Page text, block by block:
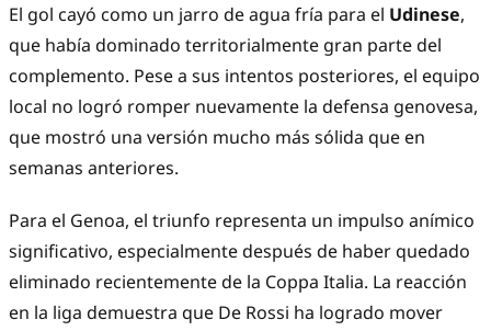
El gol cayó como un jarro de agua fría para el Udinese,
que había dominado territorialmente gran parte del
complemento. Pese a sus intentos posteriores, el equipo
local no logró romper nuevamente la defensa genovesa,
que mostró una versión mucho más sólida que en
semanas anteriores.
Para el Genoa, el triunfo representa un impulso anímico
significativo, especialmente después de haber quedado
eliminado recientemente de la Coppa Italia. La reacción
en la liga demuestra que De Rossi ha logrado mover